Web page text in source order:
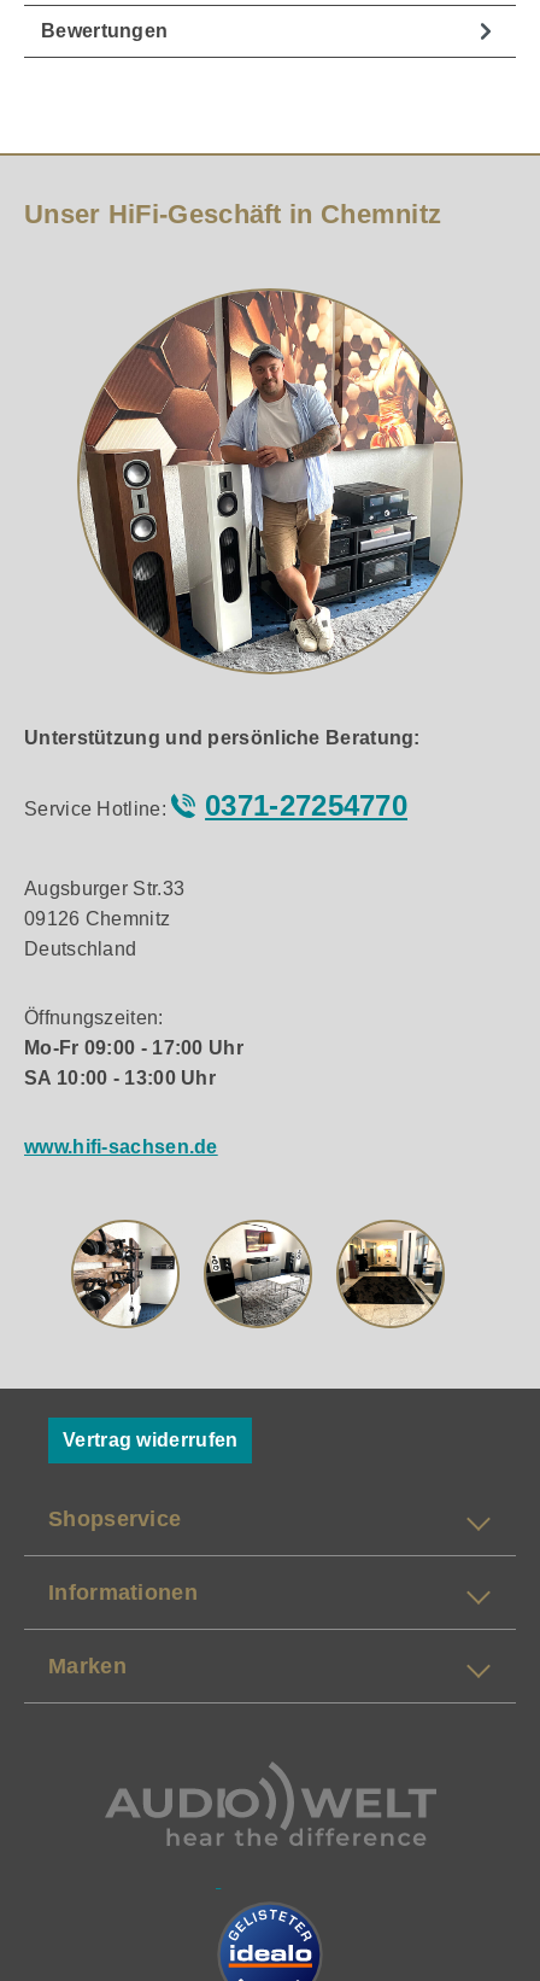
Bewertungen
Unser HiFi-Geschäft in Chemnitz
Unterstützung und persönliche Beratung:
Service Hotline: 0371-27254770
Augsburger Str.33
09126 Chemnitz
Deutschland
Öffnungszeiten:
Mo-Fr 09:00 - 17:00 Uhr
SA 10:00 - 13:00 Uhr
www.hifi-sachsen.de
Vertrag widerrufen
Shopservice
Informationen
Marken